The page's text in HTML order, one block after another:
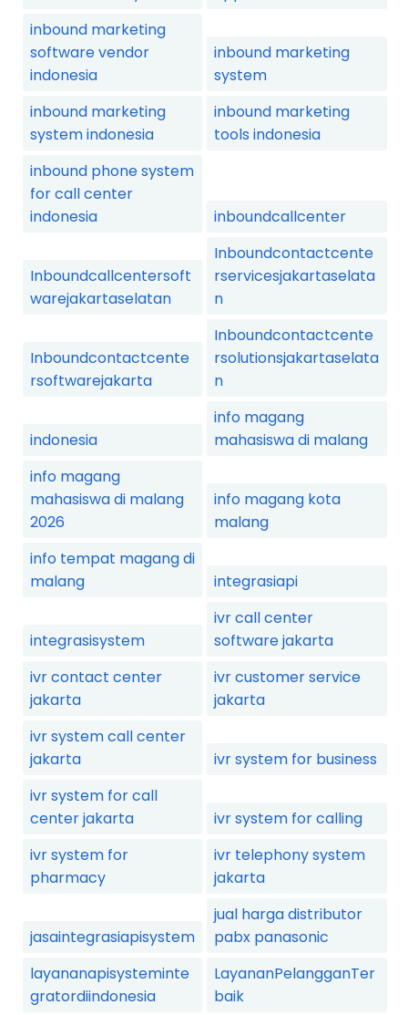
inbound marketing
software vendor
indonesia
inbound marketing
system
inbound marketing
system indonesia
inbound marketing
tools indonesia
inbound phone system
for call center
indonesia
inboundcallcenter
Inboundcallcentersoft
warejakartaselatan
Inboundcontactcente
rservicesjakartaselata
n
Inboundcontactcente
rsoftwarejakarta
Inboundcontactcente
rsolutionsjakartaselata
n
indonesia
info magang
mahasiswa di malang
info magang
mahasiswa di malang
2026
info magang kota
malang
info tempat magang di
malang
integrasiapi
integrasisystem
ivr call center
software jakarta
ivr contact center
jakarta
ivr customer service
jakarta
ivr system call center
jakarta
ivr system for business
ivr system for call
center jakarta
ivr system for calling
ivr system for
pharmacy
ivr telephony system
jakarta
jasaintegrasiapisystem
jual harga distributor
pabx panasonic
layananapisysteminte
gratordiindonesia
LayananPelangganTer
baik